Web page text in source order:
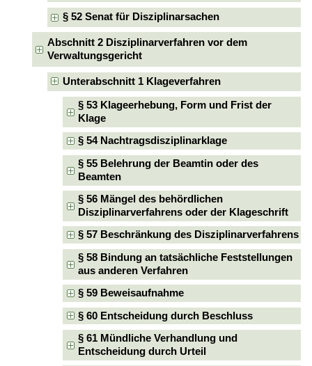
§ 52 Senat für Disziplinarsachen
Abschnitt 2 Disziplinarverfahren vor dem
Verwaltungsgericht
Unterabschnitt 1 Klageverfahren
§ 53 Klageerhebung, Form und Frist der
Klage
§ 54 Nachtragsdisziplinarklage
§ 55 Belehrung der Beamtin oder des
Beamten
§ 56 Mängel des behördlichen
Disziplinarverfahrens oder der Klageschrift
§ 57 Beschränkung des Disziplinarverfahrens
§ 58 Bindung an tatsächliche Feststellungen
aus anderen Verfahren
§ 59 Beweisaufnahme
§ 60 Entscheidung durch Beschluss
§ 61 Mündliche Verhandlung und
Entscheidung durch Urteil